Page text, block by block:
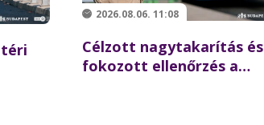
2026.08.06. 11:08
Célzott nagytakarítás és
fokozott ellenőrzés a